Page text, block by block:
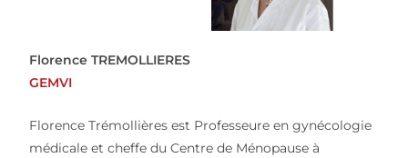
Florence TREMOLLIERES
GEMVI
Florence Trémollières est Professeure en gynécologie
médicale et cheffe du Centre de Ménopause à